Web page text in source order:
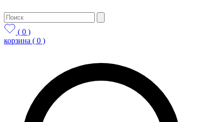
( 0 )
корзина ( 0 )